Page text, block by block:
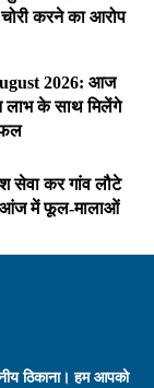
करने का आरोप
2026: आज
लाभ के साथ मिलेंगे
सेवा कर गांव लौटे
में फूल-मालाओं
ठिकाना। हम आपको